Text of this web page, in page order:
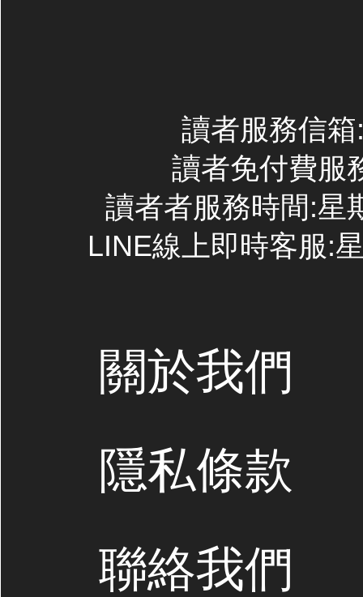
讀者服務信
讀者免付費服
讀者者服務時間:星
LINE線上即時客服:
關於我們
隱私條款
聯絡我們